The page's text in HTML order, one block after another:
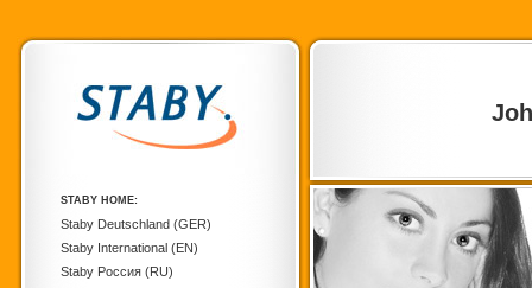
STABY HOME:
Staby Deutschland (GER)
Staby International (EN)
Staby Россия (RU)